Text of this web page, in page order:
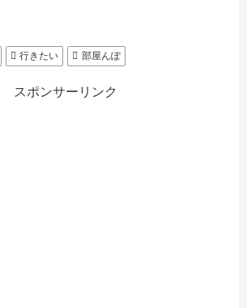
行きたい 部屋んぽ
スポンサーリンク